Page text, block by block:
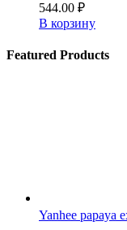
544.00 ₽
В корзину
Featured Products
Yanhee papaya